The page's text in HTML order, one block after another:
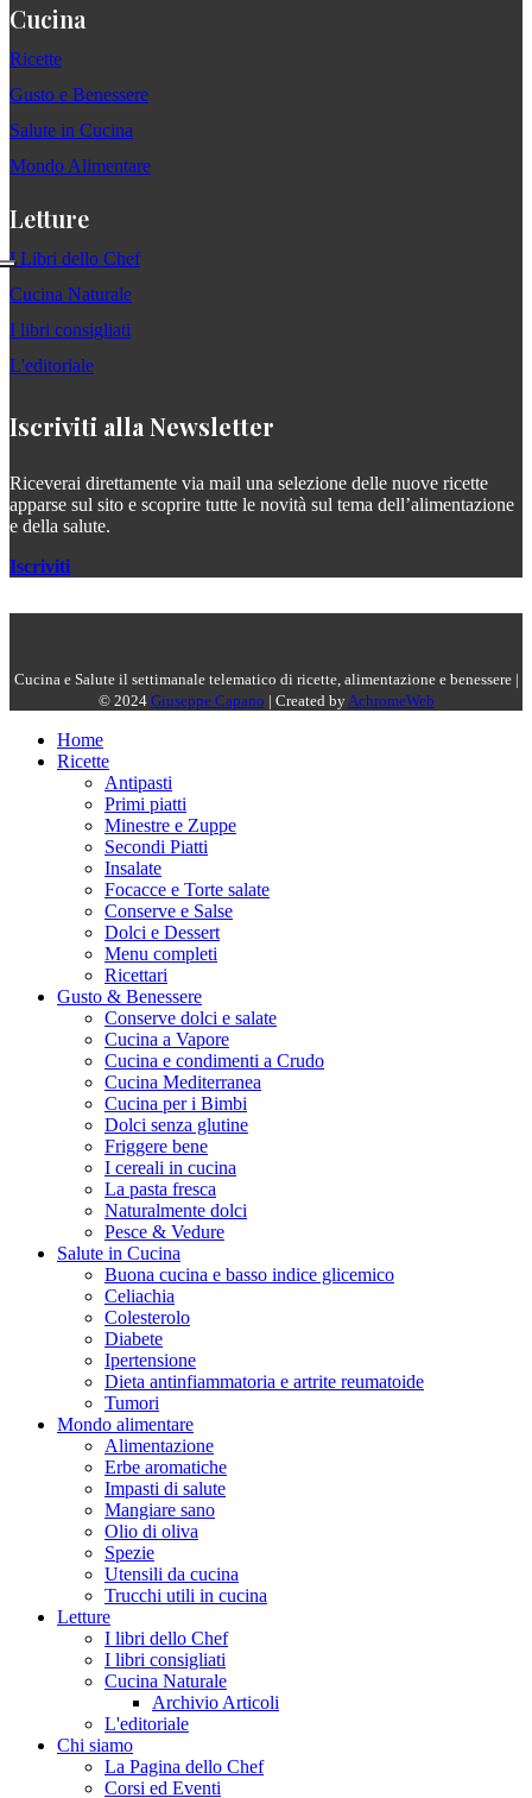
Cucina
Ricette
Gusto e Benessere
Salute in Cucina
Mondo Alimentare
Letture
I Libri dello Chef
Cucina Naturale
I libri consigliati
L'editoriale
Iscriviti alla Newsletter
Riceverai direttamente via mail una selezione delle nuove ricette
apparse sul sito e scoprire tutte le novità sul tema dell’alimentazione
e della salute.
Iscriviti
Cucina e Salute il settimanale telematico di ricette, alimentazione e benessere |
© 2024 Giuseppe Capano | Created byAchromeWeb
Home
Ricette
Antipasti
Primi piatti
Minestre e Zuppe
Secondi Piatti
Insalate
Focacce e Torte salate
Conserve e Salse
Dolci e Dessert
Menu completi
Ricettari
Gusto & Benessere
Conserve dolci e salate
Cucina a Vapore
Cucina e condimenti a Crudo
Cucina Mediterranea
Cucina per i Bimbi
Dolci senza glutine
Friggere bene
I cereali in cucina
La pasta fresca
Naturalmente dolci
Pesce & Vedure
Salute in Cucina
Buona cucina e basso indice glicemico
Celiachia
Colesterolo
Diabete
Ipertensione
Dieta antinfiammatoria e artrite reumatoide
Tumori
Mondo alimentare
Alimentazione
Erbe aromatiche
Impasti di salute
Mangiare sano
Olio di oliva
Spezie
Utensili da cucina
Trucchi utili in cucina
Letture
I libri dello Chef
I libri consigliati
Cucina Naturale
Archivio Articoli
L'editoriale
Chi siamo
La Pagina dello Chef
Corsi ed Eventi